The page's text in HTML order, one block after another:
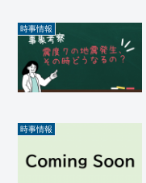
時事情報
時事情報